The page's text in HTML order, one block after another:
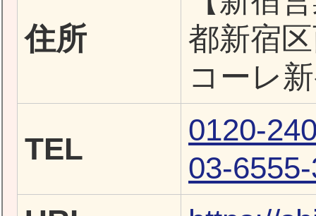
住所
都新宿
コーレ
TEL
0120-
03-